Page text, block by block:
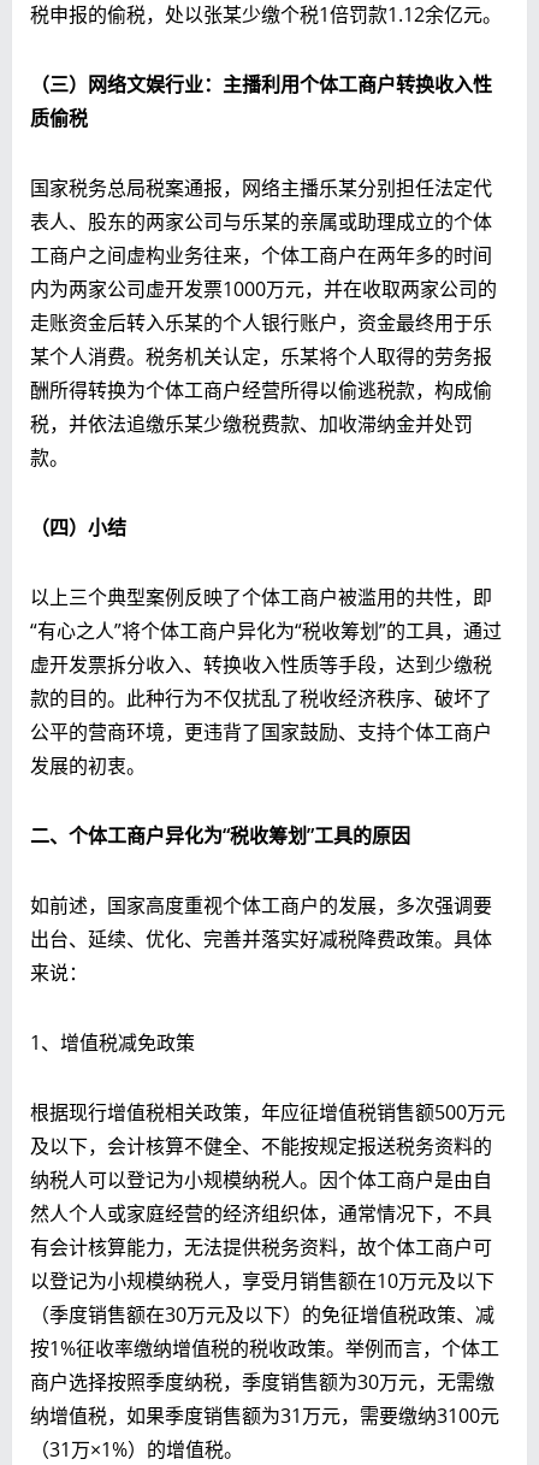
税申报的偷税，处以张某少缴个税1倍罚款1.12余亿元。
（三）网络文娱行业：主播利用个体工商户转换收入性
质偷税
国家税务总局税案通报，网络主播乐某分别担任法定代
表人、股东的两家公司与乐某的亲属或助理成立的个体
工商户之间虚构业务往来，个体工商户在两年多的时间
内为两家公司虚开发票1000万元，并在收取两家公司的
走账资金后转入乐某的个人银行账户，资金最终用于乐
某个人消费。税务机关认定，乐某将个人取得的劳务报
酬所得转换为个体工商户经营所得以偷逃税款，构成偷
税，并依法追缴乐某少缴税费款、加收滞纳金并处罚
款。
（四）小结
以上三个典型案例反映了个体工商户被滥用的共性，即
“有心之人”将个体工商户异化为“税收筹划”的工具，通过
虚开发票拆分收入、转换收入性质等手段，达到少缴税
款的目的。此种行为不仅扰乱了税收经济秩序、破坏了
公平的营商环境，更违背了国家鼓励、支持个体工商户
发展的初衷。
二、个体工商户异化为“税收筹划”工具的原因
如前述，国家高度重视个体工商户的发展，多次强调要
出台、延续、优化、完善并落实好减税降费政策。具体
来说：
1、增值税减免政策
根据现行增值税相关政策，年应征增值税销售额500万元
及以下，会计核算不健全、不能按规定报送税务资料的
纳税人可以登记为小规模纳税人。因个体工商户是由自
然人个人或家庭经营的经济组织体，通常情况下，不具
有会计核算能力，无法提供税务资料，故个体工商户可
以登记为小规模纳税人，享受月销售额在10万元及以下
（季度销售额在30万元及以下）的免征增值税政策、减
按1%征收率缴纳增值税的税收政策。举例而言，个体工
商户选择按照季度纳税，季度销售额为30万元，无需缴
纳增值税，如果季度销售额为31万元，需要缴纳3100元
（31万×1%）的增值税。